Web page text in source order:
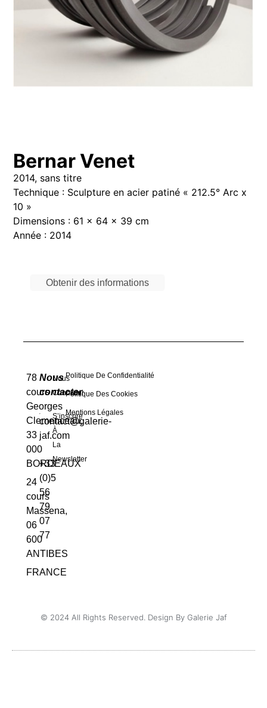
Bernar Venet
2014, sans titre
Technique : Sculpture en acier patiné « 212.5° Arc x
10 »
Dimensions : 61 x 64 x 39 cm
Année : 2014
Obtenir des informations
78
cours
Georges
Clemenceau,
33
000
BORDEAUX
24
cours
Massena,
06
600
ANTIBES
FRANCE
Nous
contacter
contact@galerie-
jaf.com
+33
(0)5
56
79
07
77
Nous
Contacter
S’inscrire
À
La
Newsletter
Politique De Confidentialité
Politique Des Cookies
Mentions Légales
© 2024 All Rights Reserved. Design By Galerie Jaf